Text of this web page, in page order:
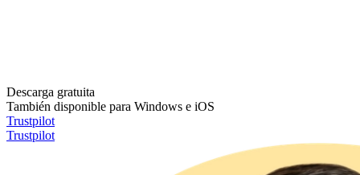
Descarga gratuita
También disponible para Windows e iOS
Trustpilot
Trustpilot